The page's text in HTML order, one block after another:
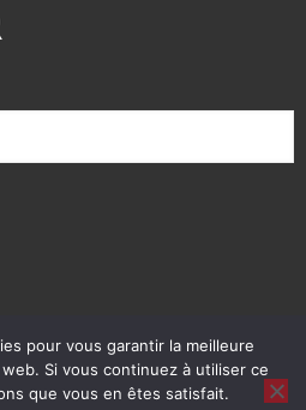
- Tous droits réservés
pour vous garantir la meilleure
Si vous continuez à utiliser ce
que vous en êtes satisfait.